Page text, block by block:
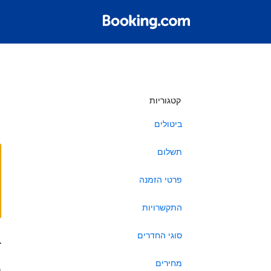
קטגוריות
ביטולים
תשלום
פרטי הזמנה
התקשרויות
סוגי החדרים
מחירים